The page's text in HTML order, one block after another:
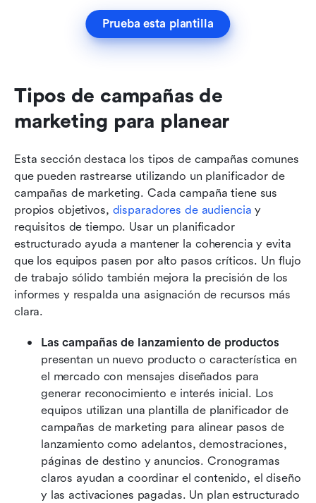
Prueba esta plantilla
Tipos de campañas de
marketing para planear
Esta sección destaca los tipos de campañas comunes
que pueden rastrearse utilizando un planificador de
campañas de marketing. Cada campaña tiene sus
propios objetivos, disparadores de audiencia y
requisitos de tiempo. Usar un planificador
estructurado ayuda a mantener la coherencia y evita
que los equipos pasen por alto pasos críticos. Un flujo
de trabajo sólido también mejora la precisión de los
informes y respalda una asignación de recursos más
clara.
Las campañas de lanzamiento de productos
presentan un nuevo producto o característica en
el mercado con mensajes diseñados para
generar reconocimiento e interés inicial. Los
equipos utilizan una plantilla de planificador de
campañas de marketing para alinear pasos de
lanzamiento como adelantos, demostraciones,
páginas de destino y anuncios. Cronogramas
claros ayudan a coordinar el contenido, el diseño
y las activaciones pagadas. Un plan estructurado